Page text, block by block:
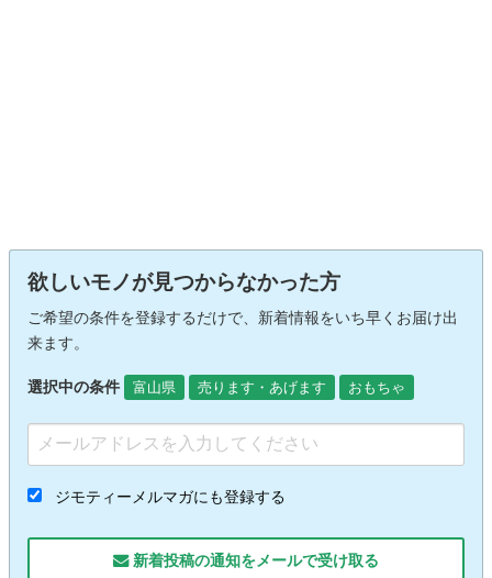
欲しいモノが見つからなかった方
ご希望の条件を登録するだけで、新着情報をいち早くお届け出
来ます。
選択中の条件 富山県 売ります・あげます おもちゃ
ジモティーメルマガにも登録する
新着投稿の通知をメールで受け取る